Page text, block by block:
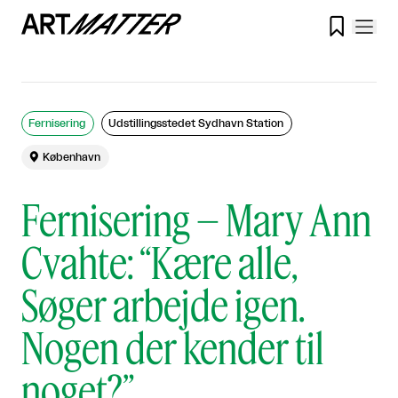

Fernisering – Mary Ann
Cvahte: “Kære alle,
Søger arbejde igen.
Nogen der kender til
Fernisering Udstillingsstedet Sydhavn Station
 København